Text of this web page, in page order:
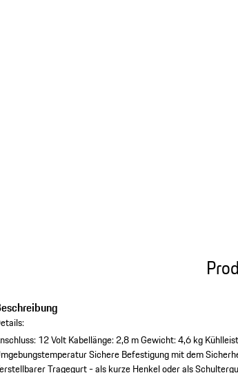
12 VoltKabellänge: 2,8 mGewicht: 4,6 kg
Sichere Befestigung mit dem
Tragegurt - als kurze Henkel oder als